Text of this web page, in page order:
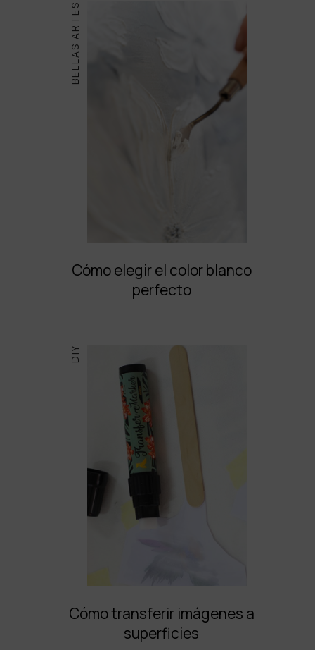
BELLAS ARTES
Cómo elegir el color blanco
perfecto
DIY
Cómo transferir imágenes a
superficies